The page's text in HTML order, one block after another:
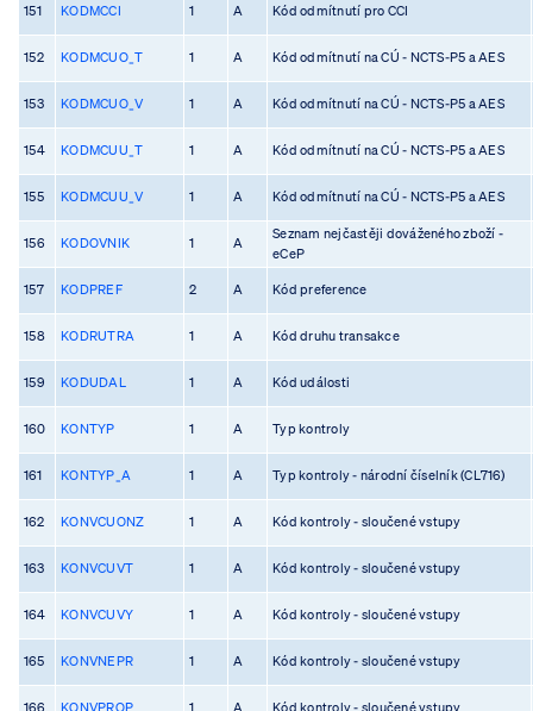
151 KODMCCI 1 A Kód odmítnutí pro CCI
152 KODMCUO_T 1 A Kód odmítnutí na CÚ - NCTS-P5 a AES
153 KODMCUO_V 1 A Kód odmítnutí na CÚ - NCTS-P5 a AES
154 KODMCUU_T 1 A Kód odmítnutí na CÚ - NCTS-P5 a AES
155 KODMCUU_V 1 A Kód odmítnutí na CÚ - NCTS-P5 a AES
156 KODOVNIK 1 A
Seznam nejčastěji dováženého zboží -
eCeP
157 KODPREF 2 A Kód preference
158 KODRUTRA 1 A Kód druhu transakce
159 KODUDAL 1 A Kód události
160 KONTYP 1 A Typ kontroly
161 KONTYP_A 1 A Typ kontroly - národní číselník (CL716)
162 KONVCUONZ 1 A Kód kontroly - sloučené vstupy
163 KONVCUVT 1 A Kód kontroly - sloučené vstupy
164 KONVCUVY 1 A Kód kontroly - sloučené vstupy
165 KONVNEPR 1 A Kód kontroly - sloučené vstupy
166 KONVPROP 1 A Kód kontroly - sloučené vstupy